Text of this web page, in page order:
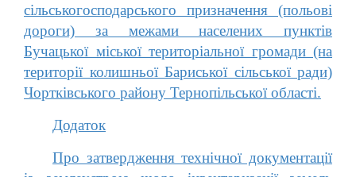
сільськогосподарського призначення (польові
дороги) за межами населених пунктів
Бучацької міської територіальної громади (на
території колишньої Бариської сільської ради)
Чортківського району Тернопільської області.
Додаток
Про затвердження технічної документації